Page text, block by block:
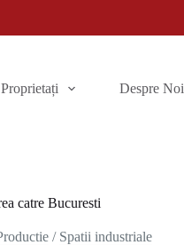
Proprietați Despre Noi
catre Bucuresti
/ Spatii industriale